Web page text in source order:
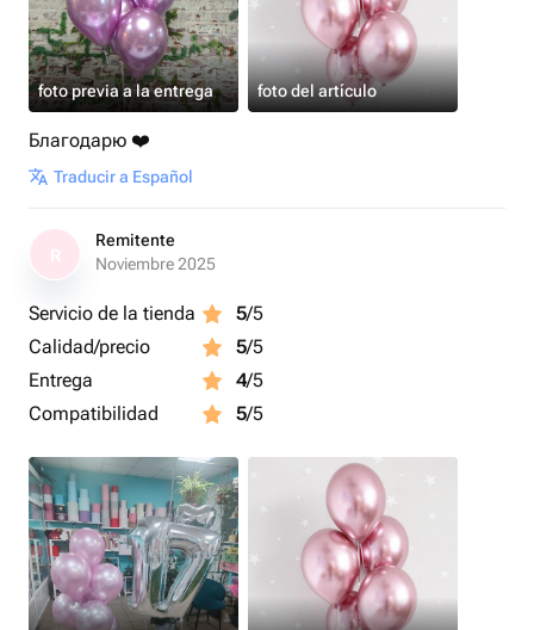
foto previa a la entrega foto del artículo
Благодарю ❤️
Traducir a Español
Remitente
Noviembre 2025
Servicio de la tienda 5/5
Calidad/precio
5/5
Entrega
4/5
Compatibilidad
5/5